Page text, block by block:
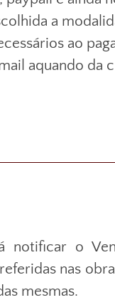
a
ao
aquando da
notificar o
nas
mesmas.